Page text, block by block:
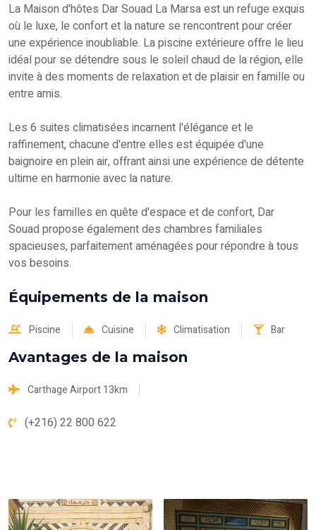
La Maison d'hôtes Dar Souad La Marsa est un refuge exquis
où le luxe, le confort et la nature se rencontrent pour créer
une expérience inoubliable. La piscine extérieure offre le lieu
idéal pour se détendre sous le soleil chaud de la région, elle
invite à des moments de relaxation et de plaisir en famille ou
entre amis.
Les 6 suites climatisées incarnent l'élégance et le
raffinement, chacune d'entre elles est équipée d'une
baignoire en plein air, offrant ainsi une expérience de détente
ultime en harmonie avec la nature.
Pour les familles en quête d'espace et de confort, Dar
Souad propose également des chambres familiales
spacieuses, parfaitement aménagées pour répondre à tous
vos besoins.
Équipements de la maison
Piscine Cuisine Climatisation Bar
Avantages de la maison
Carthage Airport 13km
(+216) 22 800 622